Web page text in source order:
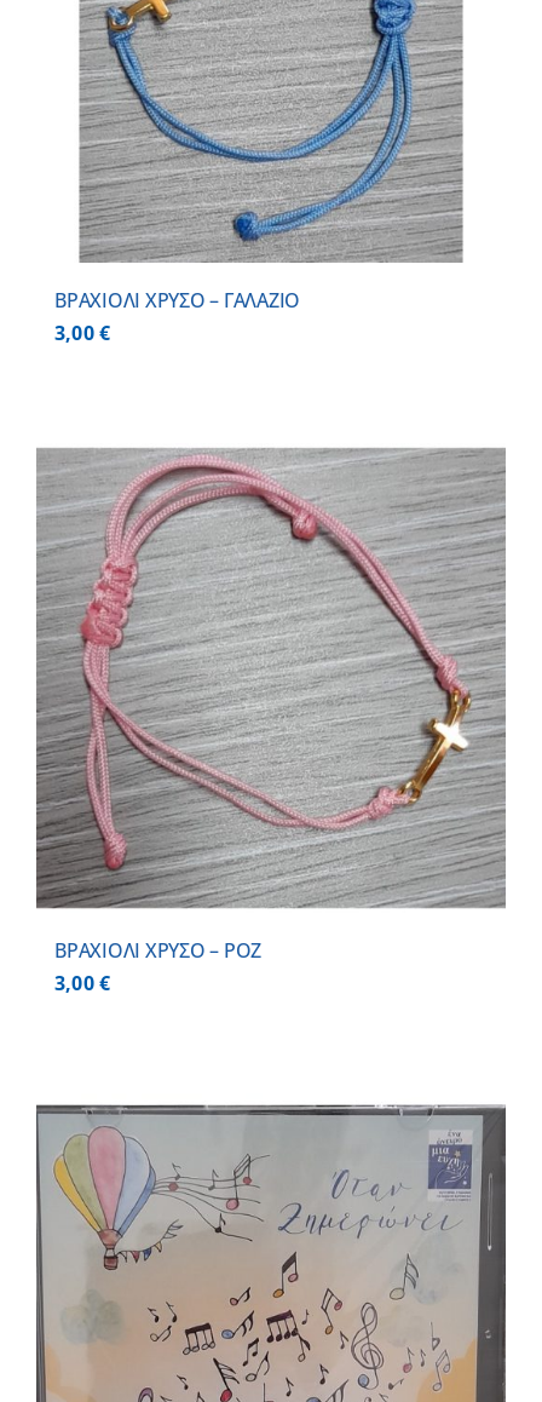
BΡΑΧΙΟΛΙ ΧΡΥΣΟ – ΓΑΛΑΖΙΟ
3,00€
BΡΑΧΙΟΛΙ ΧΡΥΣΟ – ΡΟΖ
3,00€